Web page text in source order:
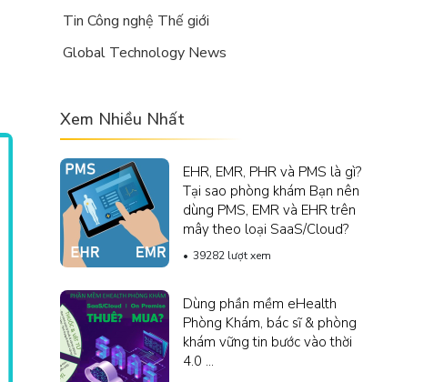
Tin Công nghệ Thế giới
Global Technology News
Xem Nhiều Nhất
EHR, EMR, PHR và PMS là gì?
Tại sao phòng khám Bạn nên
dùng PMS, EMR và EHR trên
mây theo loại SaaS/Cloud?
39282 lượt xem
Dùng phần mềm eHealth
Phòng Khám, bác sĩ & phòng
khám vững tin bước vào thời
4.0 ...